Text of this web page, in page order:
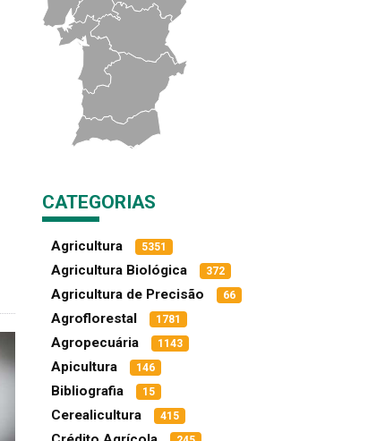
CATEGORIAS
Agricultura 5351
Agricultura Biológica 372
Agricultura de Precisão 66
Agroflorestal 1781
Agropecuária 1143
Apicultura 146
Bibliografia 15
Cerealicultura 415